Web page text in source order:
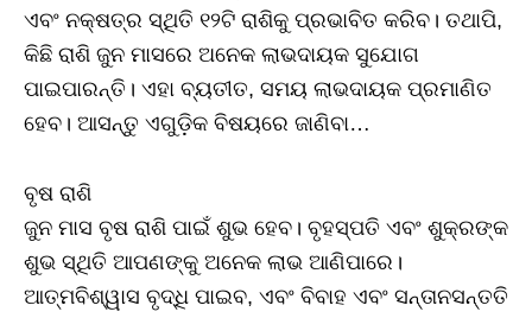
ଏବଂ ନକ୍ଷତ୍ର ସ୍ଥିତି ୧୨ଟି ରାଶିକୁ ପ୍ରଭାବିତ କରିବ। ତଥାପି,
କିଛି ରାଶି ଜୁନ ମାସରେ ଅନେକ ଲାଭଦାୟକ ସୁଯୋଗ
ପାଇପାରନ୍ତି। ଏହା ବ୍ୟତୀତ, ସମୟ ଲାଭଦାୟକ ପ୍ରମାଣିତ
ହେବ। ଆସନ୍ତୁ ଏଗୁଡ଼ିକ ବିଷୟରେ ଜାଣିବା…
ବୃଷ ରାଶି
ଜୁନ ମାସ ବୃଷ ରାଶି ପାଇଁ ଶୁଭ ହେବ। ବୃହସ୍ପତି ଏବଂ ଶୁକ୍ରଙ୍କ
ଶୁଭ ସ୍ଥିତି ଆପଣଙ୍କୁ ଅନେକ ଲାଭ ଆଣିପାରେ।
ଆତ୍ମବିଶ୍ୱାସ ବୃଦ୍ଧି ପାଇବ, ଏବଂ ବିବାହ ଏବଂ ସନ୍ତାନସନ୍ତତି